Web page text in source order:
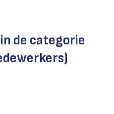
de categorie